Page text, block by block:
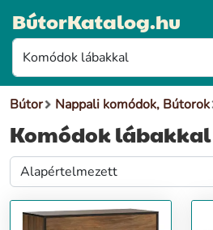
BútorKatalog.hu
Bútor Nappali komódok, Bútorok
Komódok lábakkal